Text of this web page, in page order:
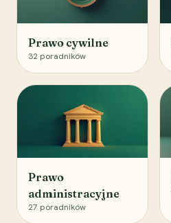
Prawo cywilne
32 poradników
Prawo
administracyjne
27 poradników